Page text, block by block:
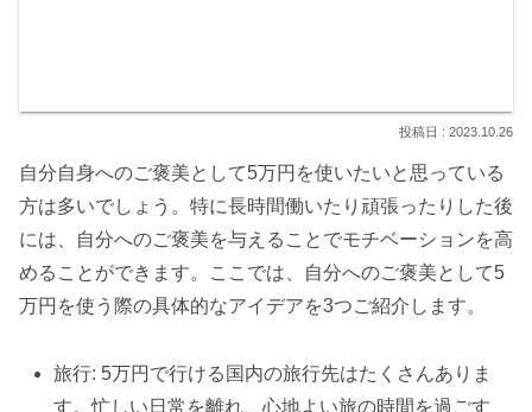
2023.10.26
自分自身へのご褒美として5万円を使いたいと思っている
方は多いでしょう。特に長時間働いたり頑張ったりした後
には、自分へのご褒美を与えることでモチベーションを高
めることができます。ここでは、自分へのご褒美として5
万円を使う際の具体的なアイデアを3つご紹介します。
旅行: 5万円で行ける国内の旅行先はたくさんありま
す。忙しい日常を離れ、心地よい旅の時間を過ごす